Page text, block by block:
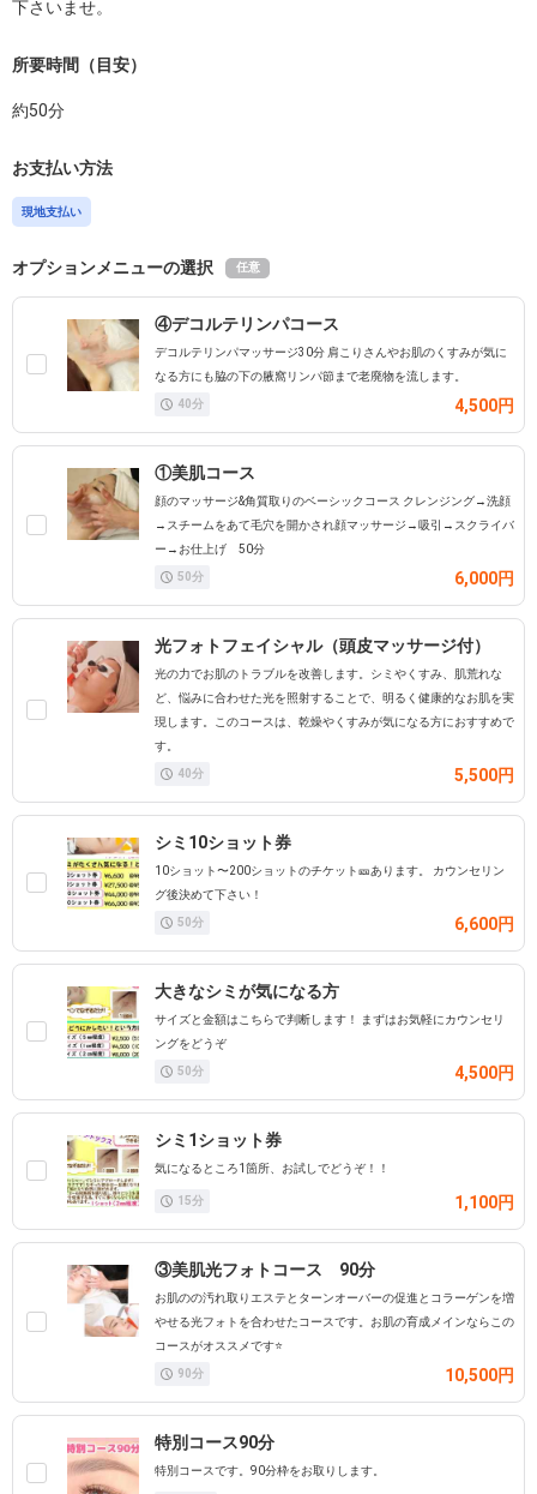
下さいませ。
所要時間（目安）
約50分
お支払い方法
現地支払い
オプションメニューの選択 任意
④デコルテリンパコース
デコルテリンパマッサージ30分 肩こりさんやお肌のくすみが気に
なる方にも脇の下の腋窩リンパ節まで老廃物を流します。
40分 4,500円
①美肌コース
顔のマッサージ&角質取りのベーシックコース クレンジング→洗顔
→スチームをあて毛穴を開かされ顔マッサージ→吸引→スクライバ
ー→お仕上げ 50分
50分 6,000円
光フォトフェイシャル（頭皮マッサージ付）
光の力でお肌のトラブルを改善します。シミやくすみ、肌荒れな
ど、悩みに合わせた光を照射することで、明るく健康的なお肌を実
現します。このコースは、乾燥やくすみが気になる方におすすめで
す。
40分 5,500円
シミ10ショット券
10ショット〜200ショットのチケット🎫あります。 カウンセリン
グ後決めて下さい！
50分 6,600円
大きなシミが気になる方
サイズと金額はこちらで判断します！ まずはお気軽にカウンセリ
ングをどうぞ
50分 4,500円
シミ1ショット券
気になるところ1箇所、お試しでどうぞ！！
15分 1,100円
③美肌光フォトコース 90分
お肌のの汚れ取りエステとターンオーバーの促進とコラーゲンを増
やせる光フォトを合わせたコースです。お肌の育成メインならこの
コースがオススメです⭐️
90分 10,500円
特別コース90分
特別コースです。90分枠をお取りします。